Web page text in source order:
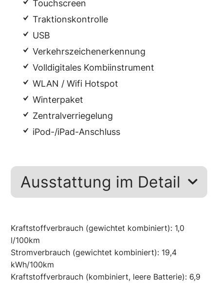
Touchscreen
Traktionskontrolle
USB
Verkehrszeichenerkennung
Volldigitales Kombiinstrument
WLAN / Wifi Hotspot
Winterpaket
Zentralverriegelung
iPod-/iPad-Anschluss
Ausstattung im Detail
Kraftstoffverbrauch (gewichtet kombiniert): 1,0
l/100km
Stromverbrauch (gewichtet kombiniert): 19,4
kWh/100km
Kraftstoffverbrauch (kombiniert, leere Batterie): 6,9